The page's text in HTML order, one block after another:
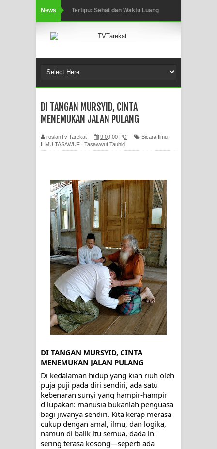
News Tertipu: Sehat dan Waktu Luang
Zikir
PERTAMA DI ZAMAN RASULULLAH
Integritas amanah.
DAN WAHDATUS SYUHUD (AHMAD
SIRHINDI)
Wusul kepada Allah
Hati dan dua sayap
MUKASYAFAH MENURUT AHL AL-
SUNNAH WAL JAMA'AH: BUKAN
SEKADAR MELIHAT, TETAPI
MENGENAL DIRI
SYARAHAN TINGKAT TINGGI
TASAWWUF*
Syahadat… tapi belum benar-benar
menyaksikan.
KISAH WALI SUFI, YANG BACAAN
DI TANGAN MURSYID, CINTA
MENEMUKAN JALAN PULANG
roslanTv Tarekat 9:09:00 PG Bicara Ilmu
ILMU TASAWUF
Tasawwuf Tauhid
DI TANGAN MURSYID, CINTA
MENEMUKAN JALAN PULANG
Di kedalaman hidup yang kian riuh oleh
puja puji pada diri sendiri, ada satu
kebenaran sunyi yang hampir-hampir
dilupakan: manusia bukanlah penguasa
bagi jiwanya sendiri. Kita kerap merasa
cukup dengan amal, ilmu, dan logika,
namun di balik itu semua, dada ini
sering terasa kosong—seperti ada